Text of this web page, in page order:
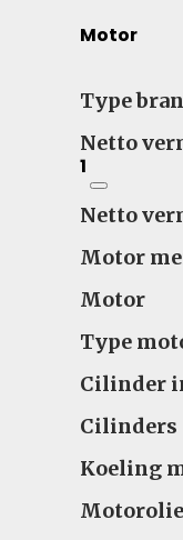
Motor
Type
Netto
1
Netto
Motor
Motor
Type
Cilinder
Cilinders
Koeling